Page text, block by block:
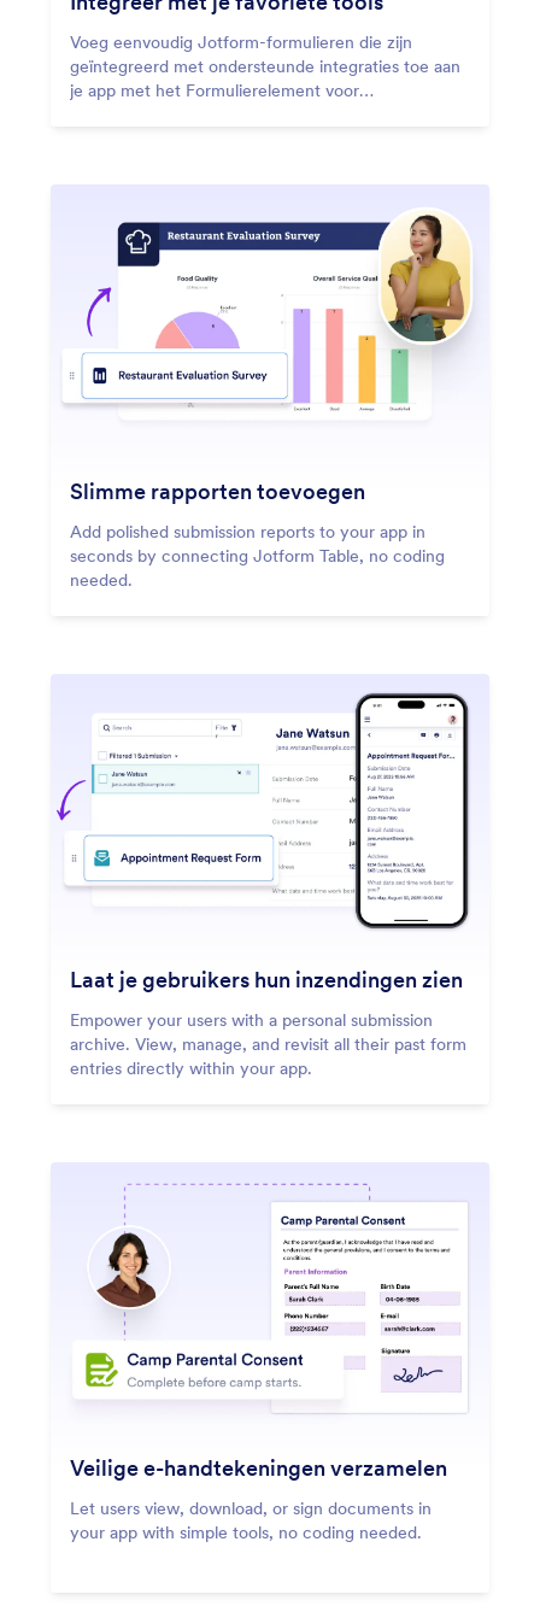
Voeg eenvoudig Jotform-formulieren die zijn
geïntegreerd met ondersteunde integraties toe aan
je app met het Formulierelement voor
Slimme rapporten toevoegen
Add polished submission reports to your app in
seconds by connecting Jotform Table, no coding
needed.
Laat je gebruikers hun inzendingen zien
Empower your users with a personal submission
archive. View, manage, and revisit all their past form
entries directly within your app.
Veilige e-handtekeningen verzamelen
Let users view, download, or sign documents in
your app with simple tools, no coding needed.